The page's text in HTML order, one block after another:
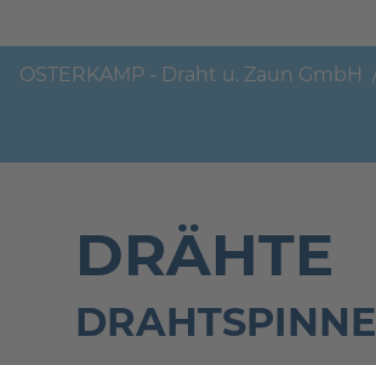
OSTERKAMP - Draht u. Zaun GmbH
DRÄHTE
DRAHTSPINNE